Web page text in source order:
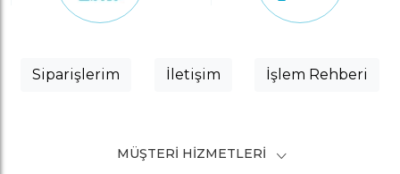
Siparişlerim İletişim İşlem Rehberi
MÜŞTERI HIZMETLERI